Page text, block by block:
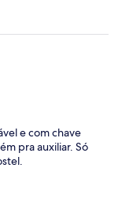
e com chave
pra auxiliar. Só